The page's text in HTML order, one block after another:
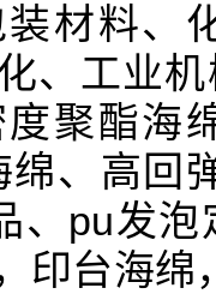
材料、
、工业
聚酯海
、高回
、pu发
印台海绵